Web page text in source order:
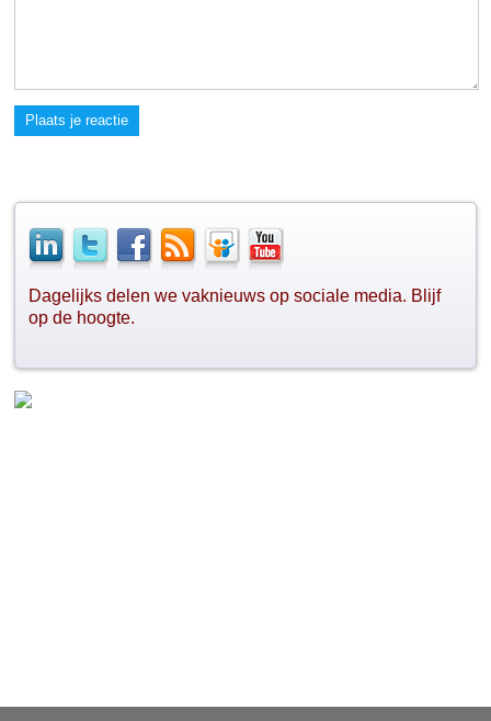
Plaats je reactie
Dagelijks delen we vaknieuws op sociale media. Blijf
op de hoogte.